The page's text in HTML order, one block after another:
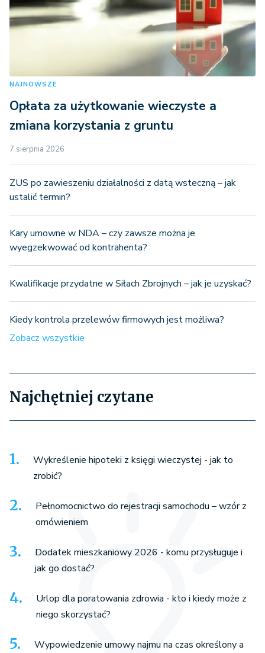
NAJNOWSZE
Opłata za użytkowanie wieczyste a
zmiana korzystania z gruntu
7 sierpnia 2026
ZUS po zawieszeniu działalności z datą wsteczną – jak
ustalić termin?
Kary umowne w NDA – czy zawsze można je
wyegzekwować od kontrahenta?
Kwalifikacje przydatne w Siłach Zbrojnych – jak je uzyskać?
Kiedy kontrola przelewów firmowych jest możliwa?
Zobacz wszystkie
Najchętniej czytane
Wykreślenie hipoteki z księgi wieczystej - jak to
zrobić?
Pełnomocnictwo do rejestracji samochodu – wzór z
omówieniem
Dodatek mieszkaniowy 2026 - komu przysługuje i
jak go dostać?
Urlop dla poratowania zdrowia - kto i kiedy może z
niego skorzystać?
Wypowiedzenie umowy najmu na czas określony a